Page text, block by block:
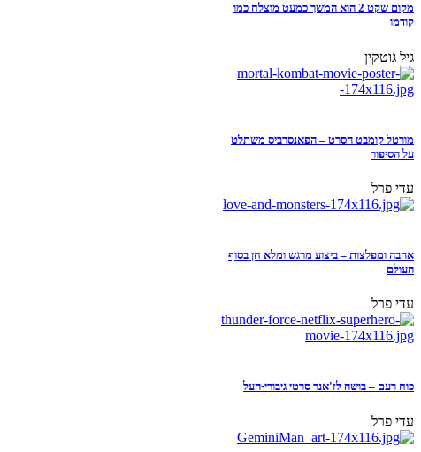
מקום שקט 2 הוא המשך כמעט מוצלח כמו
קודמו
גיל גוטקין
מורטל קומבט הסרט – הפאנסרביס משתלט
על הסיפור
עדי פרל
אהבה ומפלצות – ביצוע מרגש ומלא חן בסוף
העולם
עדי פרל
כוח רעם – בושה לז'אנר סרטי גיבורי-העל
עדי פרל